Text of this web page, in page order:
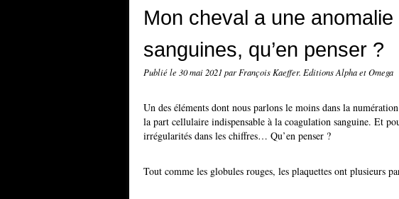
Mon cheval a une
sanguines, qu’en penser ?
Publié le 30 mai 2021par François Kaeffer. Editions Alpha et Omega
Un des éléments dont nous parlons le moins dans la
la part cellulaire indispensable à la coagulation sanguine. Et
irrégularités dans les chiffres… Qu’en penser ?
Tout comme les globules rouges, les plaquettes ont plusieurs